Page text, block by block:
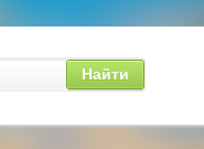
Найти